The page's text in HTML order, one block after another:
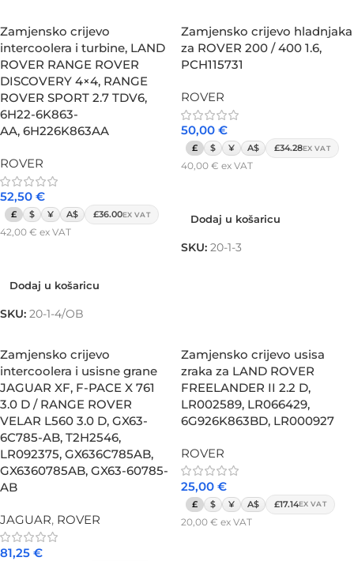
Zamjensko crijevo
intercoolera i turbine, LAND
ROVER RANGE ROVER
DISCOVERY 4×4, RANGE
ROVER SPORT 2.7 TDV6,
6H22-6K863-
AA, 6H226K863AA
ROVER
52,50 €
£ $ ¥ A$ £36.00EX VAT
42,00 € ex VAT
Dodaj u košaricu
SKU: 20-1-4/OB
Zamjensko crijevo hladnjaka
za ROVER 200 / 400 1.6,
PCH115731
ROVER
50,00 €
£ $ ¥ A$ £34.28EX VAT
40,00 € ex VAT
Dodaj u košaricu
SKU: 20-1-3
Zamjensko crijevo
intercoolera i usisne grane
JAGUAR XF, F-PACE X 761
3.0 D / RANGE ROVER
VELAR L560 3.0 D, GX63-
6C785-AB, T2H2546,
LR092375, GX636C785AB,
GX6360785AB, GX63-60785-
AB
JAGUAR, ROVER
81,25 €
Zamjensko crijevo usisa
zraka za LAND ROVER
FREELANDER II 2.2 D,
LR002589, LR066429,
6G926K863BD, LR000927
ROVER
25,00 €
£ $ ¥ A$ £17.14EX VAT
20,00 € ex VAT